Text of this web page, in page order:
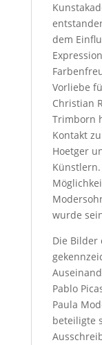
dem
Vorliebe
Christian
Trimborn
Kontakt
Hoetger
wurde
Die Bilder
Pablo
Paula
beteiligte